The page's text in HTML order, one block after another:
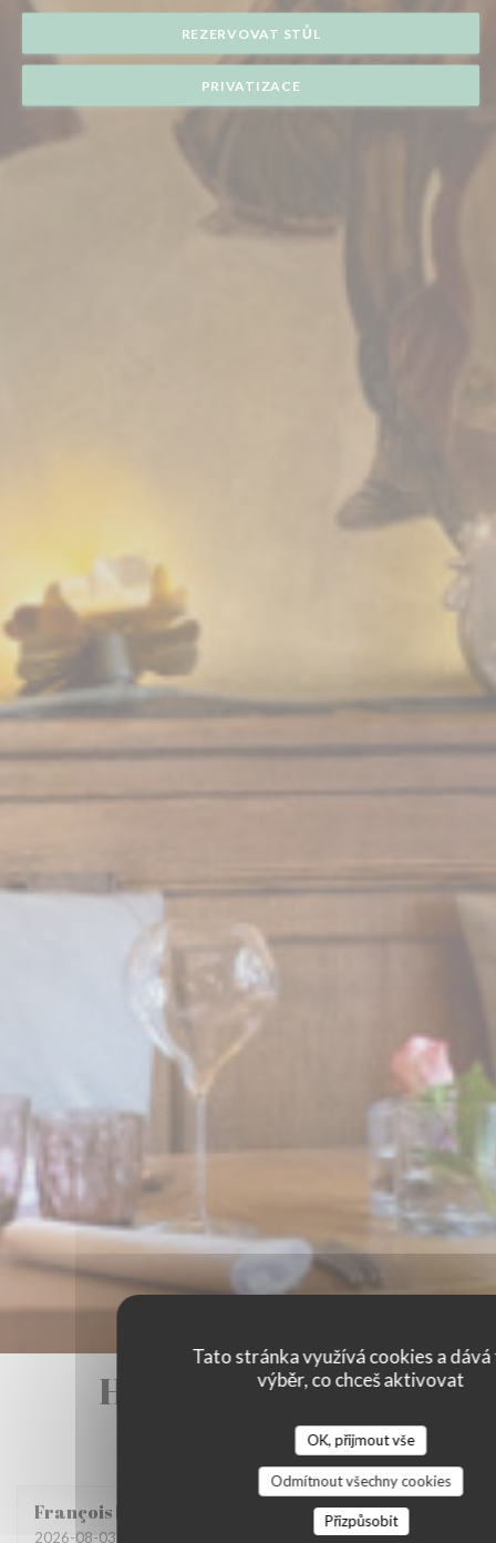
Tato stránka využívá cookies a dává
výběr, co chceš aktivovat
OK, přijmout vše
Odmítnout všechny cookies
Přizpůsobit
REZERVOVAT STŮL
PRIVATIZACE
Hodnocení našich
zákazníků
FrançoisM
2026-08-03